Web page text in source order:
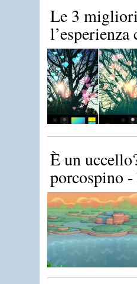
Le 3
È un
porcospino